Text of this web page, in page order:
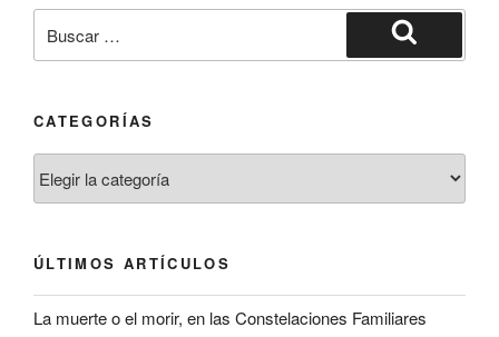
CATEGORÍAS
ÚLTIMOS ARTÍCULOS
La muerte o el morir, en las Constelaciones Familiares